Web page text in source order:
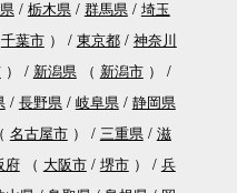
栃木県 群馬県
埼玉
千葉市） 東京都
神奈川
） 新潟県（ 新潟市）
長野県 岐阜県
静岡県
名古屋市） 三重県
滋
府（ 大阪市 堺市）
兵